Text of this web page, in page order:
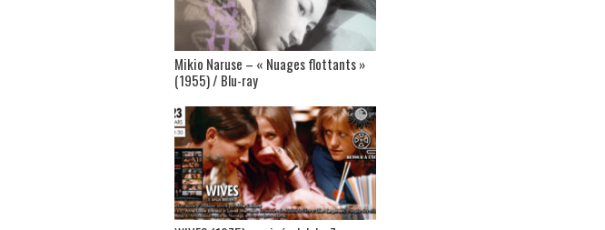
Mikio Naruse – « Nuages flottants »
(1955) / Blu-ray